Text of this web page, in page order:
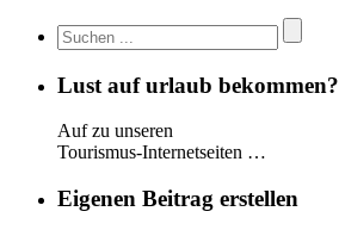
Lust auf urlaub bekommen?
Auf zu unseren
Tourismus-Internetseiten …
Eigenen Beitrag erstellen